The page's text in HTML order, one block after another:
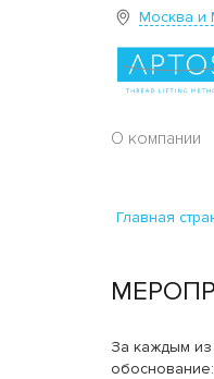
О компании
Главная
За каждым из